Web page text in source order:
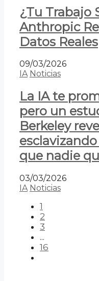
¿Tu Trabajo
Anthropic
Datos Reales
09/03/2026
IA Noticias
La IA te
pero un
Berkeley
que nadie
03/03/2026
IA Noticias
1
2
3
...
16